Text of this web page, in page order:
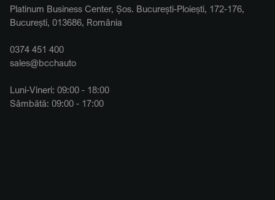
Platinum Business Center, Șos. București-Ploiești, 172-176,
București, 013686, România
0374 451 400
sales@bcchauto
Luni-Vineri: 09:00 - 18:00
Sâmbătă: 09:00 - 17:00